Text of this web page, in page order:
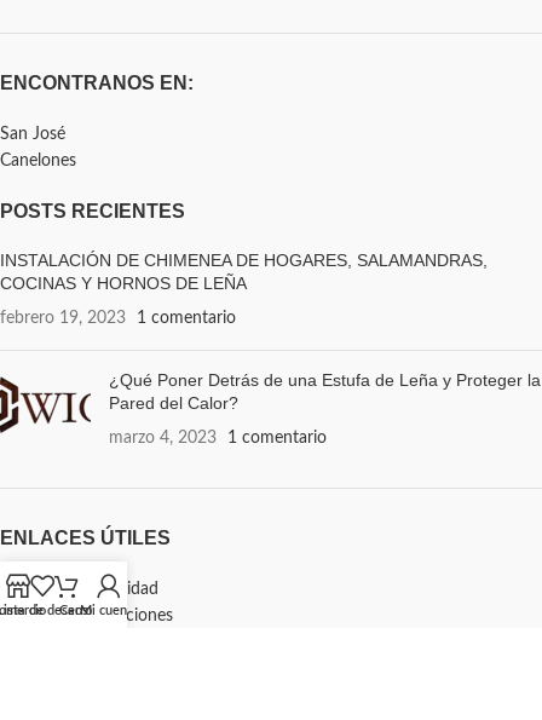
ENCONTRANOS EN:
San José
Canelones
POSTS RECIENTES
INSTALACIÓN DE CHIMENEA DE HOGARES, SALAMANDRAS,
COCINAS Y HORNOS DE LEÑA
febrero 19, 2023 1 comentario
¿Qué Poner Detrás de una Estufa de Leña y Proteger la
Pared del Calor?
marzo 4, 2023 1 comentario
ENLACES ÚTILES
Política de privacidad
Términos y condiciones
de deseos
CarroMi cuenta